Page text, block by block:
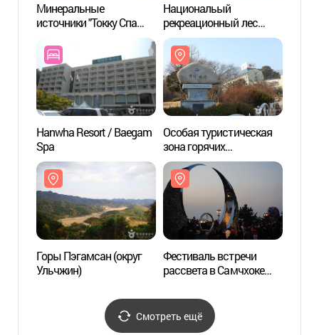
Минеральные
источники "Токку Спа
(덕구온천스파월드)
Национальый
рекреационный лес
Тхонгосан (국립
통고산자연휴양림)
Hanwha Resort / Baegam
Spa
Особая туристическая
зона горячих
источников Пэгам
(백암온천 관광특구)
Горы Пэгамсан (округ
Ульчжин)
Фестиваль встречи
рассвета в Самчхоке
Смотреть ещё